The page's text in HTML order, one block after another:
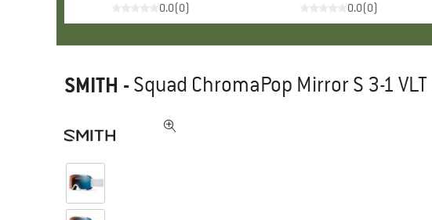
0.0(0) 0.0(0)
SMITH -Squad ChromaPop Mirror S 3-1